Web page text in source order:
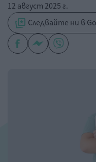
12 август 2025 г.
Следвайте ни в